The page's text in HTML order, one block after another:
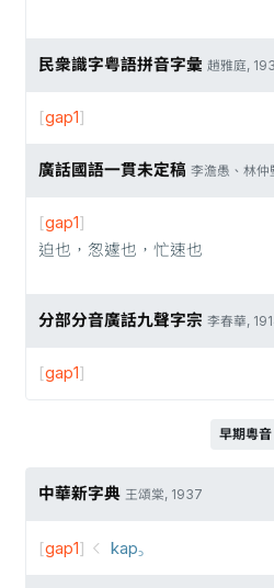
民衆識字粤語拼音字彙 趙雅庭,
[gap1]
廣話國語一貫未定稿 李澹愚、林仲
[gap1]
迫也，怱遽也，忙速也
分部分音廣話九聲字宗 李春華,
[gap1]
早期粵音
中華新字典 王頌棠, 1937
[gap1] kap꜆